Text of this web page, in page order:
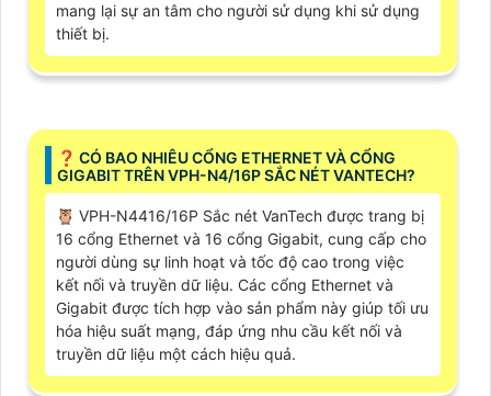
mang lại sự an tâm cho người sử dụng khi sử dụng
thiết bị.
❓ CÓ BAO NHIÊU CỔNG ETHERNET VÀ CỔNG
GIGABIT TRÊN VPH-N4/16P SẮC NÉT VANTECH?
🦉 VPH-N4416/16P Sắc nét VanTech được trang bị
16 cổng Ethernet và 16 cổng Gigabit, cung cấp cho
người dùng sự linh hoạt và tốc độ cao trong việc
kết nối và truyền dữ liệu. Các cổng Ethernet và
Gigabit được tích hợp vào sản phẩm này giúp tối ưu
hóa hiệu suất mạng, đáp ứng nhu cầu kết nối và
truyền dữ liệu một cách hiệu quả.